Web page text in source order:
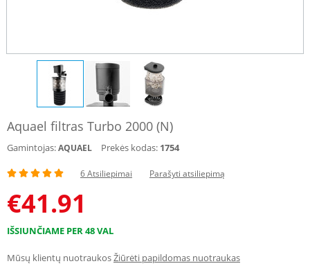
Aquael filtras Turbo 2000 (N)
Gamintojas:AQUAEL Prekės kodas: 1754
6 Atsiliepimai Parašyti atsiliepimą
€41.91
IŠSIUNČIAME PER 48 VAL
Mūsų klientų nuotraukosŽiūrėti papildomas nuotraukas